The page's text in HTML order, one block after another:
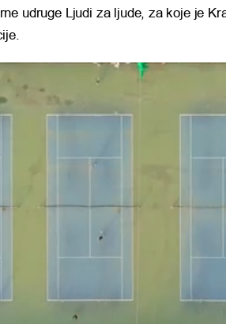
udruge Ljudi za ljude, za koje je